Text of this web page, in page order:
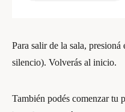
Para salir de la sala, presioná
silencio). Volverás al inicio.
También podés comenzar tu